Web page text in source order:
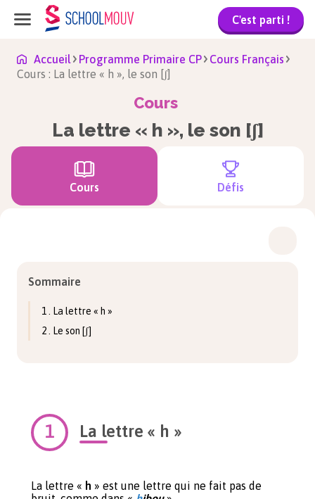
C'est parti !
Accueil Programme Primaire CP
Cours Français
Cours : La lettre « h », le son [ʃ]
Cours
La lettre « h », le son [ʃ]
Cours Défis
Sommaire
1 . La lettre « h »
2 . Le son [ʃ]
La lettre « h »
La lettre « h » est une lettre qui ne fait pas de